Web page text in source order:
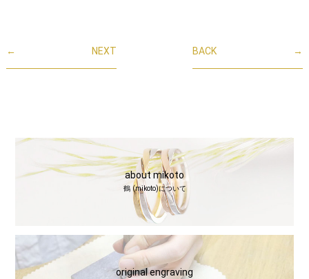
← NEXT →
BACK
about mikoto
鶴 (mikoto)について
original engraving